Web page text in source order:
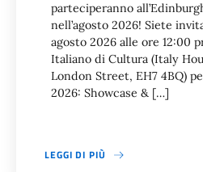
parteciperanno
nell’agosto 2026! Siete
agosto 2026 alle ore 12:00
Italiano di Cultura (Italy
London Street, EH7 4BQ)
2026: Showcase & […]
LEGGI DI PIÙ